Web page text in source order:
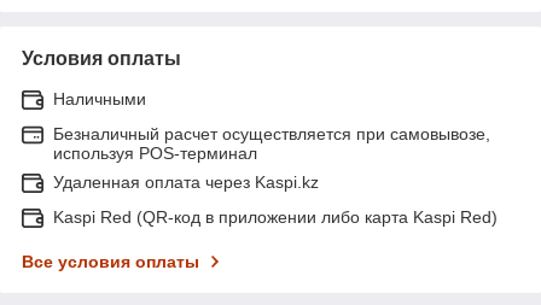
Условия оплаты
Наличными
Безналичный расчет осуществляется при самовывозе,
используя POS-терминал
Удаленная оплата через Kaspi.kz
Kaspi Red (QR-код в приложении либо карта Kaspi Red)
Все условия оплаты